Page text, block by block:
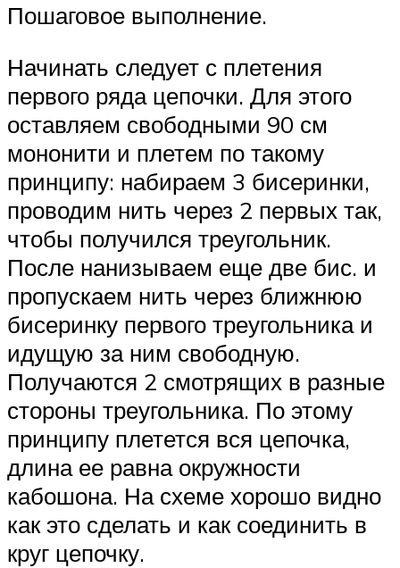
Пошаговое выполнение.
Начинать следует с плетения
первого ряда цепочки. Для этого
оставляем свободными 90 см
мононити и плетем по такому
принципу: набираем 3 бисеринки,
проводим нить через 2 первых так,
чтобы получился треугольник.
После нанизываем еще две бис. и
пропускаем нить через ближнюю
бисеринку первого треугольника и
идущую за ним свободную.
Получаются 2 смотрящих в разные
стороны треугольника. По этому
принципу плетется вся цепочка,
длина ее равна окружности
кабошона. На схеме хорошо видно
как это сделать и как соединить в
круг цепочку.